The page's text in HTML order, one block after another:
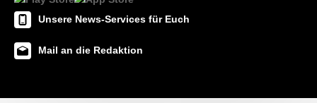
Unsere News-Services für Euch
Mail an die Redaktion